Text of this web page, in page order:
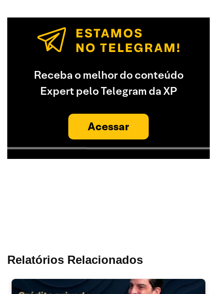
Receba o melhor do conteúdo
Expert pelo Telegram da XP
Acessar
Relatórios Relacionados